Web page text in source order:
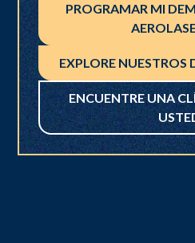
PROGRAMAR MI
EXPLORE NUESTROS
ENCUENTRE UNA